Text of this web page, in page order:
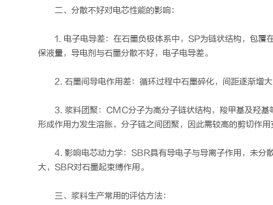
二、分散不好对电芯性能的影响：
1. 电子电导差：在石墨负极体系中，SP为链状结构，包覆
保液量，导电剂与石墨分散不好，电子电导差。
2. 石墨间导电作用差：循环过程中石墨碎化，间距逐渐增
3. 浆料团聚：CMC分子为高分子链状结构，羧甲基及羟
形成作用力发生溶胀，分子链之间团聚，因此需较高的剪切作
4. 影响电芯动力学：SBR具有导电子与导离子作用，未分
大，SBR对石墨起束缚作用。
三、浆料生产常用的评估方法：